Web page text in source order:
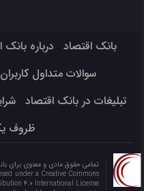
بانک اقتصاد درباره بانک
سوالات متداول کاربران
تبلیغات در بانک اقتصاد
ظروف
تمامی حقوق مادی و معنوی برای
under a Creative Commons
4.0 International License ©️